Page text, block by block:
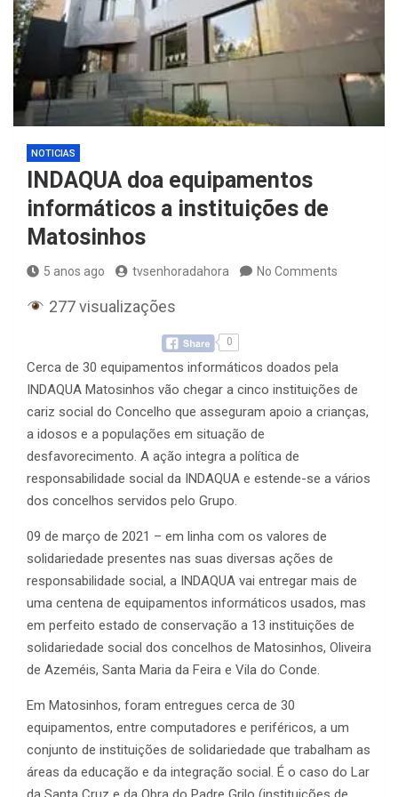
NOTICIAS
INDAQUA doa equipamentos
informáticos a instituições de
Matosinhos
5 anos ago tvsenhoradahora No Comments
277 visualizações
0
Cerca de 30 equipamentos informáticos doados pela
INDAQUA Matosinhos vão chegar a cinco instituições de
cariz social do Concelho que asseguram apoio a crianças,
a idosos e a populações em situação de
desfavorecimento. A ação integra a política de
responsabilidade social da INDAQUA e estende-se a vários
dos concelhos servidos pelo Grupo.
09 de março de 2021 – em linha com os valores de
solidariedade presentes nas suas diversas ações de
responsabilidade social, a INDAQUA vai entregar mais de
uma centena de equipamentos informáticos usados, mas
em perfeito estado de conservação a 13 instituições de
solidariedade social dos concelhos de Matosinhos, Oliveira
de Azeméis, Santa Maria da Feira e Vila do Conde.
Em Matosinhos, foram entregues cerca de 30
equipamentos, entre computadores e periféricos, a um
conjunto de instituições de solidariedade que trabalham as
áreas da educação e da integração social. É o caso do Lar